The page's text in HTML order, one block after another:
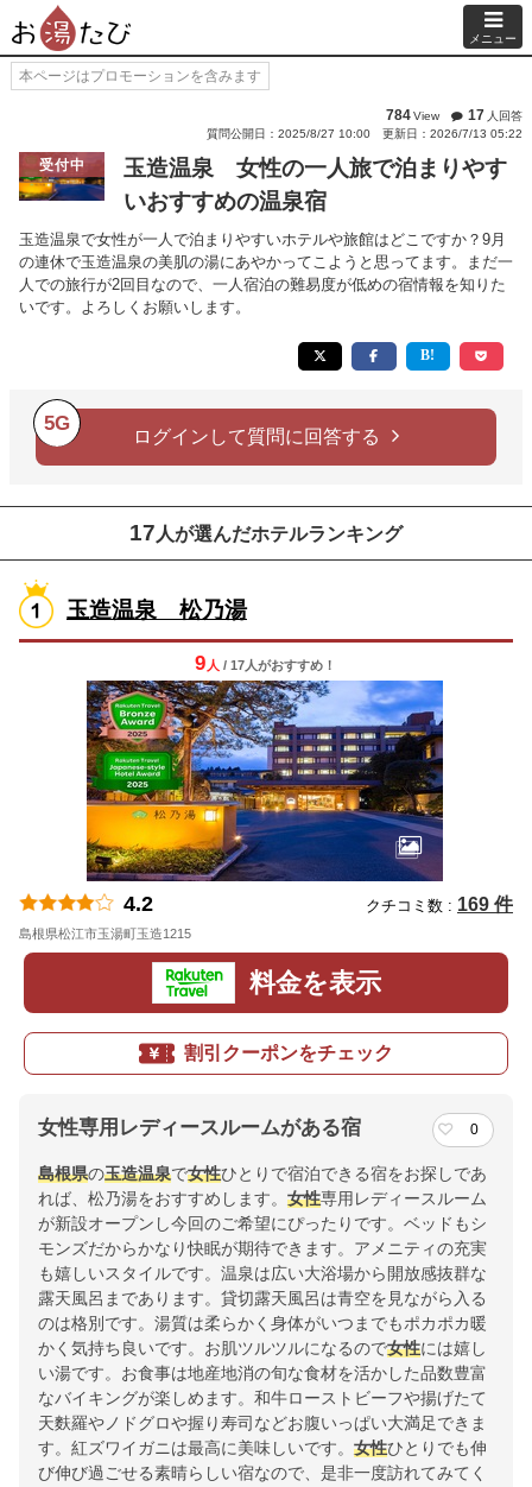
メニュー
本ページはプロモーションを含みます
784View 17 人回答
質問公開日：2025/8/27 10:00
更新日：2026/7/13 05:22
受付中
玉造温泉 女性の一人旅で泊まりやす
いおすすめの温泉宿
玉造温泉で女性が一人で泊まりやすいホテルや旅館はどこですか？9月
の連休で玉造温泉の美肌の湯にあやかってこようと思ってます。まだ一
人での旅行が2回目なので、一人宿泊の難易度が低めの宿情報を知りた
いです。よろしくお願いします。
5G
ログインして質問に回答する
17 人が選んだホテルランキング
玉造温泉 松乃湯
9 人 / 17人がおすすめ！
4.2 クチコミ数 : 169 件
島根県松江市玉湯町玉造1215
料金を表示
割引クーポンをチェック
女性専用レディースルームがある宿 0
島根県の玉造温泉で女性ひとりで宿泊できる宿をお探しであ
れば、松乃湯をおすすめします。 女性専用レディースルーム
が新設オープンし今回のご希望にぴったりです。ベッドもシ
モンズだからかなり快眠が期待できます。アメニティの充実
も嬉しいスタイルです。温泉は広い大浴場から開放感抜群な
露天風呂まであります。貸切露天風呂は青空を見ながら入る
のは格別です。湯質は柔らかく身体がいつまでもポカポカ暖
かく気持ち良いです。お肌ツルツルになるので女性には嬉し
い湯です。お食事は地産地消の旬な食材を活かした品数豊富
なバイキングが楽しめます。和牛ローストビーフや揚げたて
天麩羅やノドグロや握り寿司などお腹いっぱい大満足できま
す。紅ズワイガニは最高に美味しいです。 女性ひとりでも伸
び伸び過ごせる素晴らしい宿なので、是非一度訪れてみてく